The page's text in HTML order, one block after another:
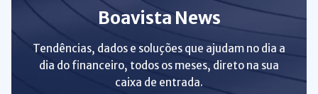
Boavista News
Tendências, dados e soluções que ajudam no dia a
dia do financeiro, todos os meses, direto na sua
caixa de entrada.